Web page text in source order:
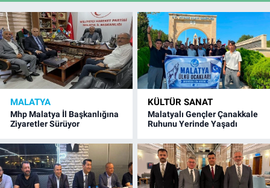
MALATYA
Mhp Malatya İl Başkanlığına
Ziyaretler Sürüyor
KÜLTÜR SANAT
Malatyalı Gençler Çanakkale
Ruhunu Yerinde Yaşadı